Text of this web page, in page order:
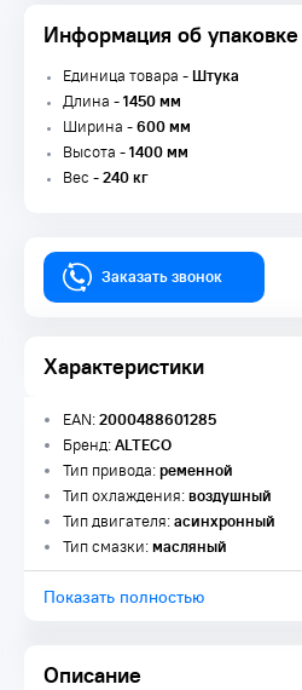
Информация об упаковке
Единица товара -Штука
Длина -1450 мм
Ширина -600 мм
Высота -1400 мм
Вес -240 кг
Заказать звонок
Характеристики
Описание
EAN:2000488601285
Бренд:ALTECO
Тип привода:ременной
Тип охлаждения:воздушный
Тип двигателя:асинхронный
Тип смазки:масляный
Показать полностью